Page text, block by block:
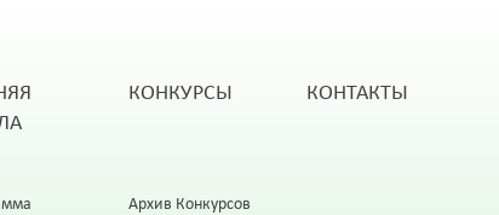
КОНКУРСЫ
Архив Конкурсов
КОНТАКТЫ